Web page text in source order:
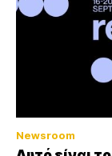
Newsroom